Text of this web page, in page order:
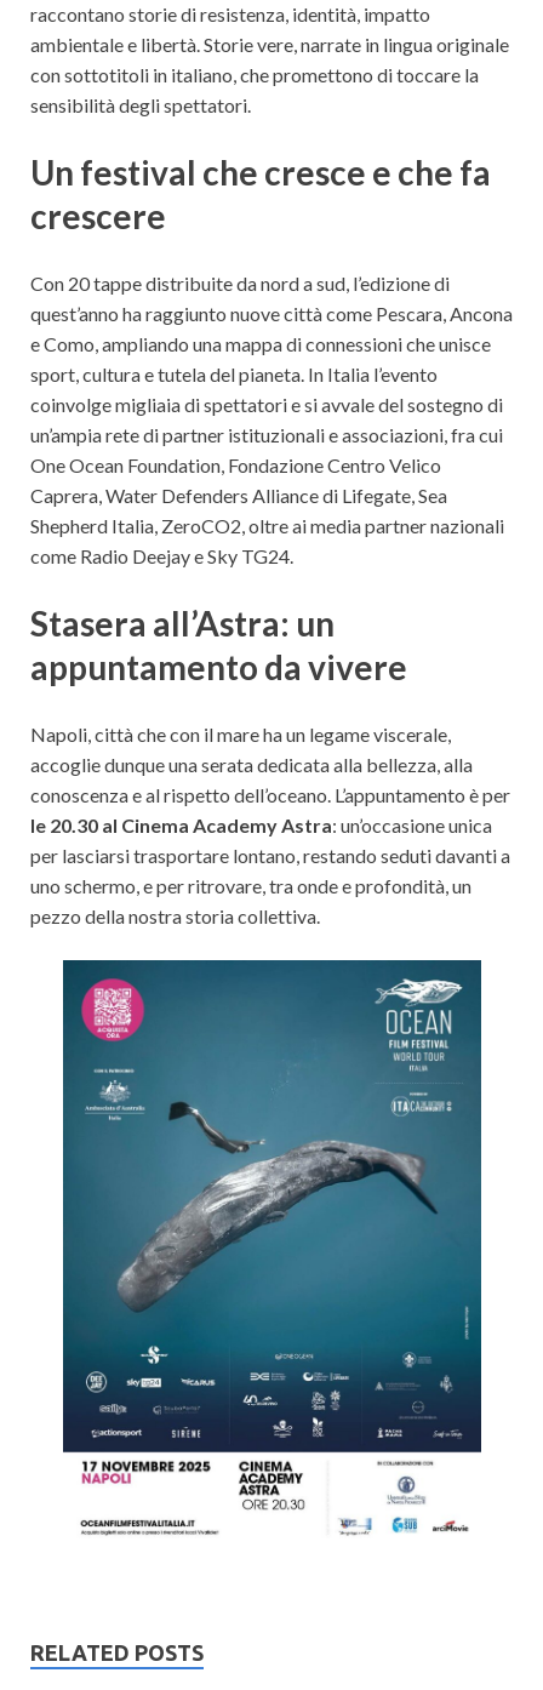
raccontano storie di resistenza, identità, impatto
ambientale e libertà. Storie vere, narrate in lingua originale
con sottotitoli in italiano, che promettono di toccare la
sensibilità degli spettatori.
Un festival che cresce e che fa
crescere
Con 20 tappe distribuite da nord a sud, l’edizione di
quest’anno ha raggiunto nuove città come Pescara, Ancona
e Como, ampliando una mappa di connessioni che unisce
sport, cultura e tutela del pianeta. In Italia l’evento
coinvolge migliaia di spettatori e si avvale del sostegno di
un’ampia rete di partner istituzionali e associazioni, fra cui
One Ocean Foundation, Fondazione Centro Velico
Caprera, Water Defenders Alliance di Lifegate, Sea
Shepherd Italia, ZeroCO2, oltre ai media partner nazionali
come Radio Deejay e Sky TG24.
Stasera all’Astra: un
appuntamento da vivere
Napoli, città che con il mare ha un legame viscerale,
accoglie dunque una serata dedicata alla bellezza, alla
conoscenza e al rispetto dell’oceano. L’appuntamento è per
le 20.30 al Cinema Academy Astra: un’occasione unica
per lasciarsi trasportare lontano, restando seduti davanti a
uno schermo, e per ritrovare, tra onde e profondità, un
pezzo della nostra storia collettiva.
RELATED POSTS